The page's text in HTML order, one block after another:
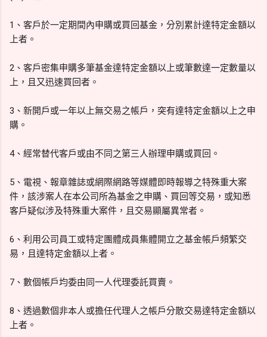
1、客戶於一定期間內申購或買回基金，分別累計達特定金額以
上者。
2、客戶密集申購多筆基金達特定金額以上或筆數達一定數量以
上，且又迅速買回者。
3、新開戶或一年以上無交易之帳戶，突有達特定金額以上之申
購。
4、經常替代客戶或由不同之第三人辦理申購或買回。
5、電視、報章雜誌或網際網路等媒體即時報導之特殊重大案
件，該涉案人在本公司所為基金之申購、買回等交易，或知悉
客戶疑似涉及特殊重大案件，且交易顯屬異常者。
6、利用公司員工或特定團體成員集體開立之基金帳戶頻繁交
易，且達特定金額以上者。
7、數個帳戶均委由同一人代理委託買賣。
8、透過數個非本人或擔任代理人之帳戶分散交易達特定金額以
上者。